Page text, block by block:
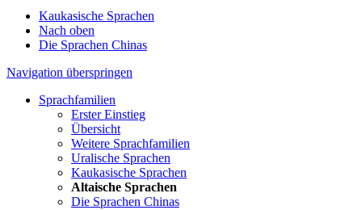
Kaukasische Sprachen
Nach oben
Die Sprachen Chinas
Navigation überspringen
Sprachfamilien
Erster Einstieg
Übersicht
Weitere Sprachfamilien
Uralische Sprachen
Kaukasische Sprachen
Altaische Sprachen
Die Sprachen Chinas